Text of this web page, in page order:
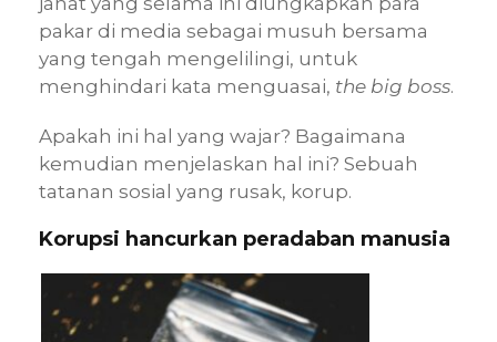
pakar di media sebagai musuh bersama
yang tengah mengelilingi, untuk
menghindari kata menguasai, the big boss.
Apakah ini hal yang wajar? Bagaimana
kemudian menjelaskan hal ini? Sebuah
tatanan sosial yang rusak, korup.
Korupsi hancurkan peradaban manusia